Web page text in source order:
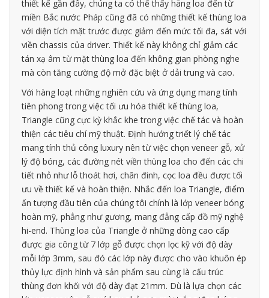
thiết kế gần đây, chúng ta có thể thấy hãng loa đến từ
miền Bắc nước Pháp cũng đã có những thiết kế thùng loa
với diện tích mặt trước được giảm đến mức tối đa, sát với
viền chassis của driver. Thiết kế này không chỉ giảm các
tán xạ âm từ mặt thùng loa đến không gian phòng nghe
mà còn tăng cường độ mở đặc biệt ở dải trung và cao.
Với hàng loạt những nghiên cứu và ứng dụng mang tính
tiên phong trong việc tối ưu hóa thiết kế thùng loa,
Triangle cũng cực kỳ khắc khe trong việc chế tác và hoàn
thiện các tiêu chí mỹ thuật. Định hướng triết lý chế tác
mang tính thủ công luxury nên từ việc chọn veneer gỗ, xử
lý độ bóng, các đường nét viền thùng loa cho đến các chi
tiết nhỏ như lỗ thoát hơi, chân đinh, cọc loa đều được tối
ưu về thiết kế và hoàn thiện. Nhắc đến loa Triangle, điểm
ấn tượng đầu tiên của chúng tôi chính là lớp veneer bóng
hoàn mỹ, phẳng như gương, mang đẳng cấp đồ mỹ nghệ
hi-end. Thùng loa của Triangle ở những dòng cao cấp
được gia công từ 7 lớp gỗ được chọn lọc kỹ với độ dày
mỗi lớp 3mm, sau đó các lớp này được cho vào khuôn ép
thủy lực định hình và sản phẩm sau cùng là cấu trúc
thùng đơn khối với độ dày đạt 21mm. Dù là lựa chọn các